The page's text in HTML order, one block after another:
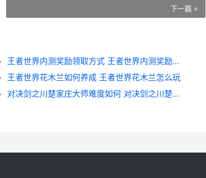
下一篇 »
王者世界内测奖励领取方式 王者世界内测奖励怎么领
王者世界花木兰如何养成 王者世界花木兰怎么玩
对决剑之川楚家庄大师难度如何 对决剑之川楚家庄蜃境收集